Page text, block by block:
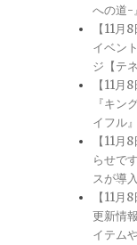
への道-
【11
イベン
ジ【テ
【11
『キン
イフル
【11
らせで
スが導
【11
更新情
イテム